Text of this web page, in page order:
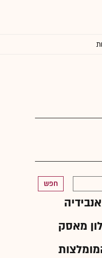
חפש
אנבידיה
מאסק